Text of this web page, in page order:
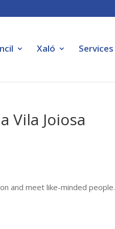
Xaló Services
Vila Joiosa
and meet like-minded people.